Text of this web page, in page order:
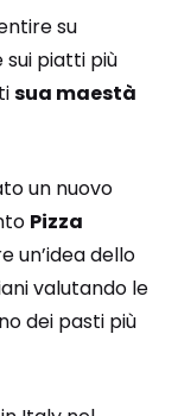
su
piatti più
sua maestà
un nuovo
Pizza
un’idea dello
valutando le
dei pasti più